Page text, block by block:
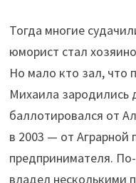
Тогда многие
юморист стал
Но мало кто зал, что
Михаила зародились
баллотировался от
в 2003 — от Аграрной
предпринимателя.
владел несколькими